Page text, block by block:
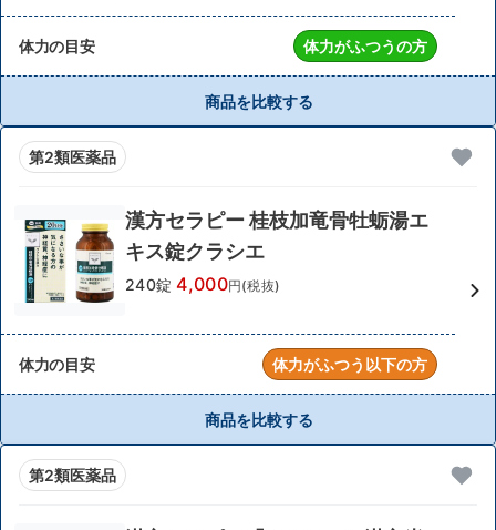
体力の目安 体力がふつうの方
商品を比較する
第2類医薬品
漢方セラピー 桂枝加竜骨牡蛎湯エ
キス錠クラシエ
240錠 4,000円(税抜)
体力の目安 体力がふつう以下の方
商品を比較する
第2類医薬品